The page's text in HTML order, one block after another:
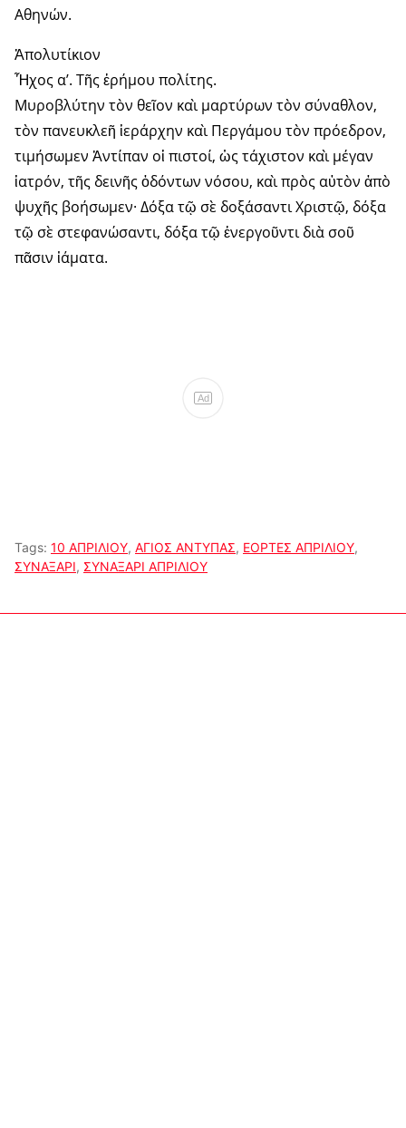
Αθηνών.
Ἀπολυτίκιον
Ἦχος α’. Τῆς ἐρήμου πολίτης.
Μυροβλύτην τὸν θεῖον καὶ μαρτύρων τὸν σύναθλον,
τὸν πανευκλεῆ ἱεράρχην καὶ Περγάμου τὸν πρόεδρον,
τιμήσωμεν Ἀντίπαν οἱ πιστοί, ὡς τάχιστον καὶ μέγαν
ἱατρόν, τῆς δεινῆς ὀδόντων νόσου, καὶ πρὸς αὐτὸν ἀπὸ
ψυχῆς βοήσωμεν· Δόξα τῷ σὲ δοξάσαντι Χριστῷ, δόξα
τῷ σὲ στεφανώσαντι, δόξα τῷ ἐνεργοῦντι διὰ σοῦ
πᾶσιν ἰάματα.
Ad
Tags: 10 ΑΠΡΙΛΙΟΥ, ΑΓΙΟΣ ΑΝΤΥΠΑΣ, ΕΟΡΤΕΣ ΑΠΡΙΛΙΟΥ,
ΣΥΝΑΞΑΡΙ, ΣΥΝΑΞΑΡΙ ΑΠΡΙΛΙΟΥ